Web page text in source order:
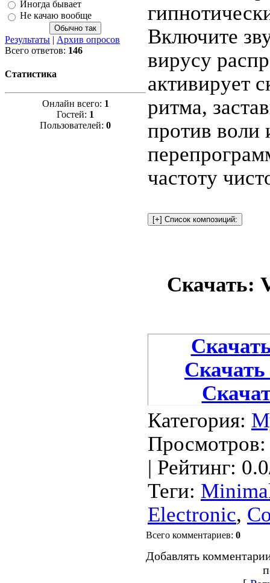
Иногда бывает
Не качаю вообще
Результаты | Архив опросов
Всего ответов: 146
Статистика
Онлайн всего: 1
Гостей: 1
Пользователей: 0
Включите
вирусу
активирует
ритма,
против воли
частоту
Скачать:
Скачать
Категория:
Просмотров
| Рейтинг: 0.0
Теги:
Electronic,
Всего комментариев: 0
Добавлять